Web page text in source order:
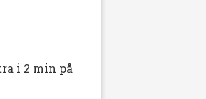
i 2 min på